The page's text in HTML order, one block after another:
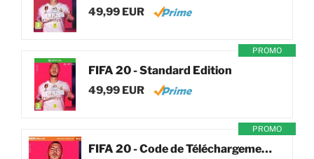
49,99 EUR
PROMO
FIFA 20 - Standard Edition
49,99 EUR
PROMO
FIFA 20 - Code de Téléchargement pour PC